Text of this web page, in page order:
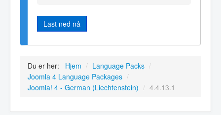
Last ned nå
Du er her: Hjem / Language Packs /
Joomla 4 Language Packages /
Joomla! 4 - German (Liechtenstein) / 4.4.13.1